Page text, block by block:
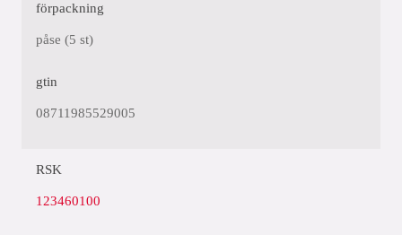
förpackning
påse (5 st)
gtin
08711985529005
RSK
123460100